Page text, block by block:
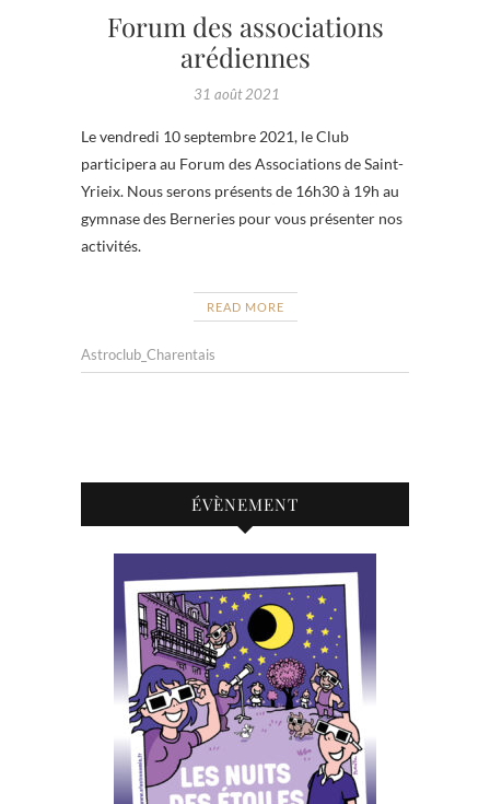
Forum des associations
arédiennes
31 août 2021
Le vendredi 10 septembre 2021, le Club
participera au Forum des Associations de Saint-
Yrieix. Nous serons présents de 16h30 à 19h au
gymnase des Berneries pour vous présenter nos
activités.
READ MORE
Astroclub_Charentais
ÉVÈNEMENT